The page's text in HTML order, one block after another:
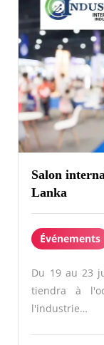
Salon
Lanka
Événements
Du 19 au 23
tiendra à
l'industrie…